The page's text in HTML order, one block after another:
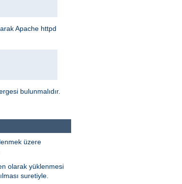
Apache httpd
bulunmalıdır.
üzere
olarak yüklenmesi
suretiyle.